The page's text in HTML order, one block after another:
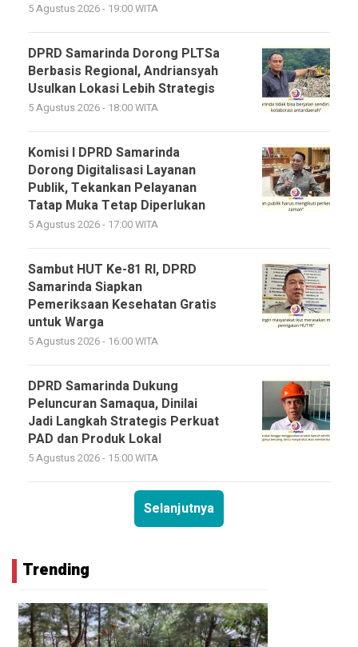
5 Agustus 2026 - 19:00 WITA
DPRD Samarinda Dorong PLTSa
Berbasis Regional, Andriansyah
Usulkan Lokasi Lebih Strategis
5 Agustus 2026 - 18:00 WITA
Komisi I DPRD Samarinda
Dorong Digitalisasi Layanan
Publik, Tekankan Pelayanan
Tatap Muka Tetap Diperlukan
5 Agustus 2026 - 17:00 WITA
Sambut HUT Ke-81 RI, DPRD
Samarinda Siapkan
Pemeriksaan Kesehatan Gratis
untuk Warga
5 Agustus 2026 - 16:00 WITA
DPRD Samarinda Dukung
Peluncuran Samaqua, Dinilai
Jadi Langkah Strategis Perkuat
PAD dan Produk Lokal
5 Agustus 2026 - 15:00 WITA
Selanjutnya
Trending